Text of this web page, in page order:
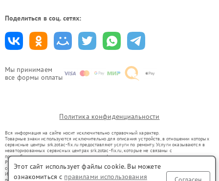
Мы принимаем
все формы оплаты
Поделиться в соц. сетях:
Политика конфиденциальности
Вся информация на сайте носит исключительно справочный характер.
Товарные знаки используются исключительно для описания устройств, в отношении которых
сервисные центры srk.zotac-fix.ru предоставляют услуги по ремонту. Услуги оказываются в
неавторизованных сервисных центрах srk.zotac-fix.ru, которые не связаны с
правообладателями товарных знаков или их официальными представителями.
Ремонт осуществляется для устройств, уже введенных в гражданский оборот в соответствии
со статьей 1487 ГК РФ.
Использование товарных знаков не преследует цели индивидуализации услуг или введения
Этот сайт использует файлы cookie. Вы можете
ознакомиться с правилами использования